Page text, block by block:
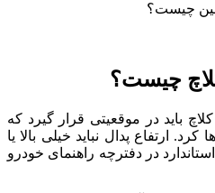
چیست؟
باید در موقعیتی قرار گیرد که
ارتفاع پدال نباید خیلی بالا یا
در دفترچه راهنمای خودرو